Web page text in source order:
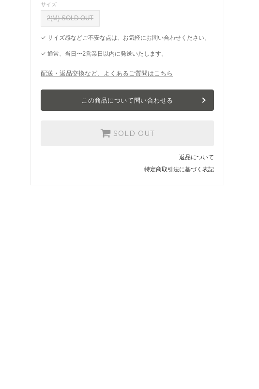
サイズ
2(M) SOLD OUT
✓ サイズ感などご不安な点は、お気軽にお問い合わせください。
✓ 通常、当日〜2営業日以内に発送いたします。
配送・返品交換など、よくあるご質問はこちら
この商品について問い合わせる
SOLD OUT
返品について
特定商取引法に基づく表記